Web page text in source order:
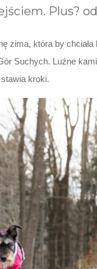
Plus?
zima, która by
Suchych. Luźne
kroki.